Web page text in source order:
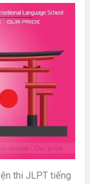
thi JLPT tiếng